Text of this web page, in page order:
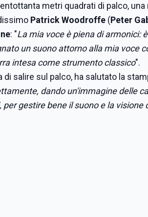
metri quadrati di palco,
Patrick Woodroffe (Peter
: "La mia voce è piena di armonici:
un suono attorno alla mia voce
intesa come strumento classico".
di salire sul palco, ha salutato la
dando un'immagine delle
per gestire bene il suono e la